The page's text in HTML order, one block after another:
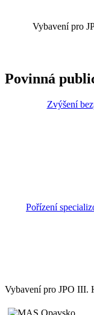
Vybavení pro
Povinná
Zvýšení
Pořízení
Vybavení pro JPO III.